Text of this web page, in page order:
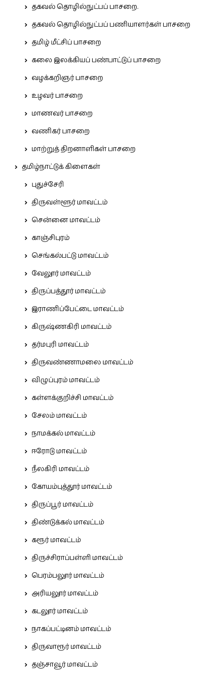
தகவல் தொழில்நுட்பப் பாசறை.
தகவல் தொழில்நுட்பப் பணியாளர்கள் பாசறை
தமிழ் மீட்சிப் பாசறை
கலை இலக்கியப் பண்பாட்டுப் பாசறை
வழக்கறிஞர் பாசறை
உழவர் பாசறை
மாணவர் பாசறை
வணிகர் பாசறை
மாற்றுத் திறனாளிகள் பாசறை
தமிழ்நாட்டுக் கிளைகள்
புதுச்சேரி
திருவள்ளூர் மாவட்டம்
சென்னை மாவட்டம்
காஞ்சிபுரம்
செங்கல்பட்டு மாவட்டம்
வேலூர் மாவட்டம்
திருப்பத்தூர் மாவட்டம்
இராணிப்பேட்டை மாவட்டம்
கிருஷ்ணகிரி மாவட்டம்
தர்மபுரி மாவட்டம்
திருவண்ணாமலை மாவட்டம்
விழுப்புரம் மாவட்டம்
கள்ளக்குறிச்சி மாவட்டம்
சேலம் மாவட்டம்
நாமக்கல் மாவட்டம்
ஈரோடு மாவட்டம்
நீலகிரி மாவட்டம்
கோயம்புத்தூர் மாவட்டம்
திருப்பூர் மாவட்டம்
திண்டுக்கல் மாவட்டம்
கரூர் மாவட்டம்
திருச்சிராப்பள்ளி மாவட்டம்
பெரம்பலூர் மாவட்டம்
அரியலூர் மாவட்டம்
கடலூர் மாவட்டம்
நாகப்பட்டினம் மாவட்டம்
திருவாரூர் மாவட்டம்
தஞ்சாவூர் மாவட்டம்